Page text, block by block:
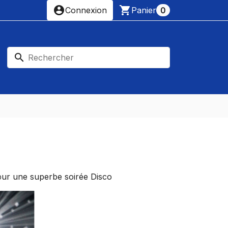
account_circleConnexion shopping_cart Panier 0
search
une superbe soirée Disco